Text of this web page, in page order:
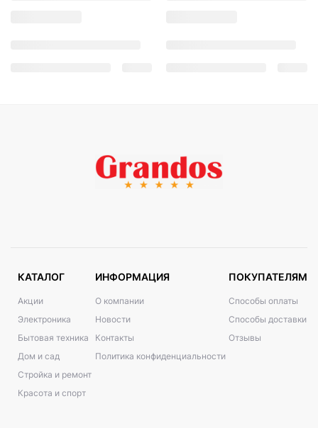
КАТАЛОГ
Акции
Электроника
Бытовая техника
Дом и сад
Стройка и ремонт
Красота и спорт
ИНФОРМАЦИЯ
О компании
Новости
Контакты
Политика конфиденциальности
ПОКУПАТЕЛЯМ
Способы оплаты
Способы доставки
Отзывы